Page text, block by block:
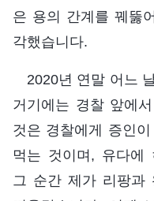
은 용의 간계를 꿰뚫
각했습니다.
2020년 연말 어느
거기에는 경찰 앞에
것은 경찰에게 증인
먹는 것이며, 유다에
그 순간 제가 리팡과